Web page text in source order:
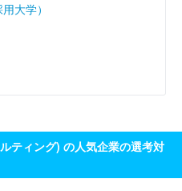
大学）
ティング) の人気企業の選考対